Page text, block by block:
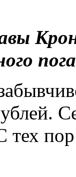
тех